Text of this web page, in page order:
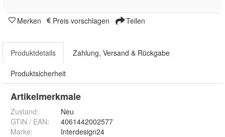
Merken Preis vorschlagen Teilen
Produktdetails Zahlung, Versand & Rückgabe
Produktsicherheit
Artikelmerkmale
Zustand:
Neu
GTIN / EAN:
4061442002577
Marke:
Interdesign24